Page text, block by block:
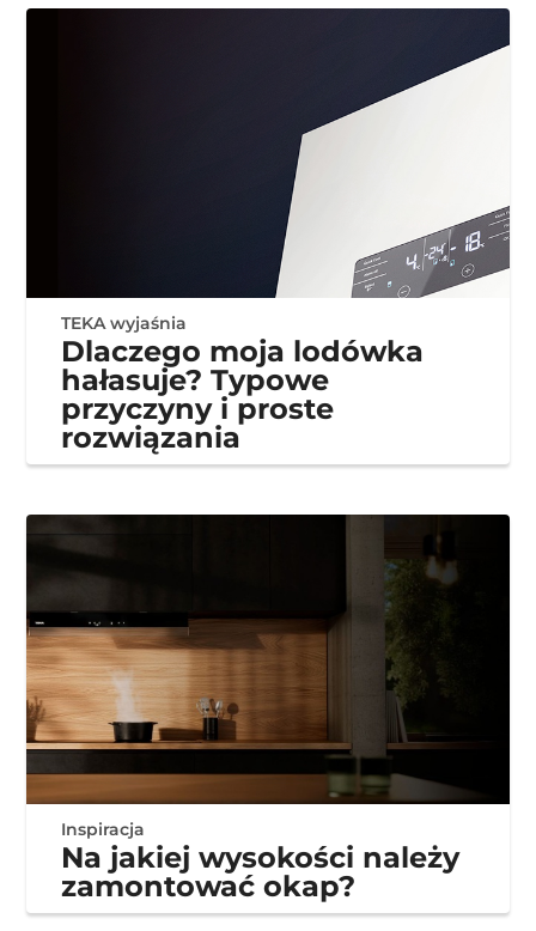
TEKA wyjaśnia
Dlaczego moja lodówka
hałasuje? Typowe
przyczyny i proste
rozwiązania
Inspiracja
Na jakiej wysokości należy
zamontować okap?